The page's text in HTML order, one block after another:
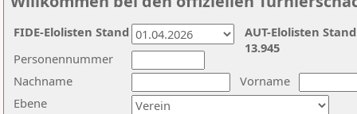
Nachname
Vorname
Ebene
Personennummer
AUT-Elolisten
13.945
FIDE-Elolisten Stand